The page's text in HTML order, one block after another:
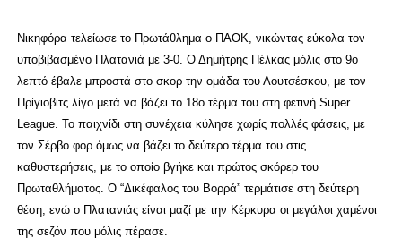
Νικηφόρα τελείωσε το Πρωτάθλημα ο ΠΑΟΚ, νικώντας εύκολα τον
υποβιβασμένο Πλατανιά με 3-0. Ο Δημήτρης Πέλκας μόλις στο 9o
λεπτό έβαλε μπροστά στο σκορ την ομάδα του Λουτσέσκου, με τον
Πρίγιοβιτς λίγο μετά να βάζει το 18o τέρμα του στη φετινή Super
League. Το παιχνίδι στη συνέχεια κύλησε χωρίς πολλές φάσεις, με
τον Σέρβο φορ όμως να βάζει το δεύτερο τέρμα του στις
καθυστερήσεις, με το οποίο βγήκε και πρώτος σκόρερ του
Πρωταθλήματος. Ο “Δικέφαλος του Βορρά” τερμάτισε στη δεύτερη
θέση, ενώ ο Πλατανιάς είναι μαζί με την Κέρκυρα οι μεγάλοι χαμένοι
της σεζόν που μόλις πέρασε.